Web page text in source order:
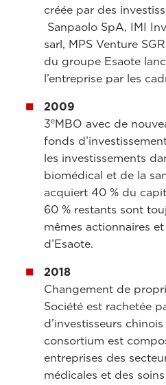
créée par des
Sanpaolo SpA, IMI
sarl, MPS Venture
du groupe Esaote
l’entreprise par les
2009
3eMBO avec de
fonds
les investissements
biomédical et de la
acquiert 40 % du
60 % restants sont
mêmes actionnaires
d’Esaote.
2018
Changement de
Société est rachetée
d’investisseurs
consortium est
entreprises des
médicales et des